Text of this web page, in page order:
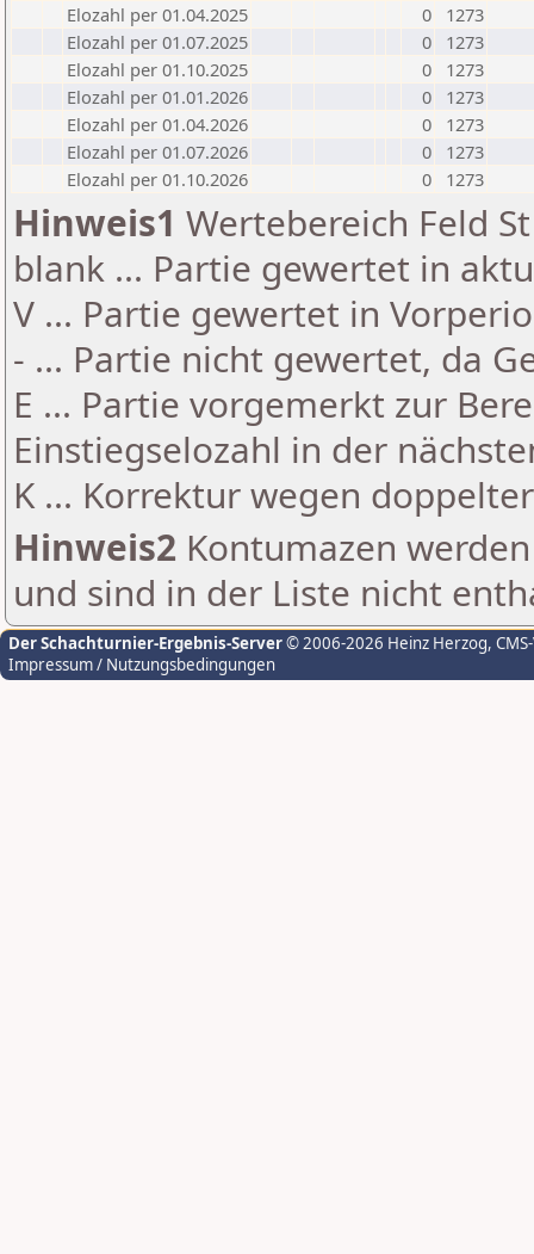
Elozahl per 01.04.2025
0
1273
Elozahl per 01.07.2025
0
1273
Elozahl per 01.10.2025
0
1273
Elozahl per 01.01.2026
0
1273
Elozahl per 01.04.2026
0
1273
Elozahl per 01.07.2026
0
1273
Elozahl per 01.10.2026
0 1273
Hinweis1 Wertebereich Feld
blank ... Partie gewertet in
V ... Partie gewertet in
- ... Partie nicht gewertet, da
E ... Partie vorgemerkt zur
Einstiegselozahl in der
K ... Korrektur wegen
Hinweis2 Kontumazen
und sind in der Liste nicht
Der Schachturnier-Ergebnis-Server© 2006-2026 Heinz Herzog,
Impressum / Nutzungsbedingungen